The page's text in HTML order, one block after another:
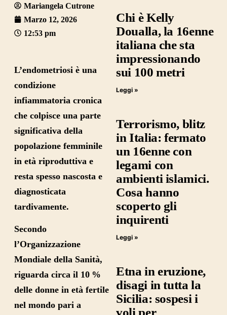
Mariangela Cutrone
Marzo 12, 2026
12:53 pm
L’endometriosi è una
condizione
infiammatoria cronica
che colpisce una parte
significativa della
popolazione femminile
in età riproduttiva e
resta spesso nascosta e
diagnosticata
tardivamente.
Secondo
l’Organizzazione
Mondiale della Sanità,
riguarda circa il10 %
delle donne in età fertile
nel mondo pari a
Chi è Kelly
Doualla, la 16enne
italiana che sta
impressionando
sui 100 metri
Leggi »
Terrorismo, blitz
in Italia: fermato
un 16enne con
legami con
ambienti islamici.
Cosa hanno
scoperto gli
inquirenti
Leggi »
Etna in eruzione,
disagi in tutta la
Sicilia: sospesi i
voli per